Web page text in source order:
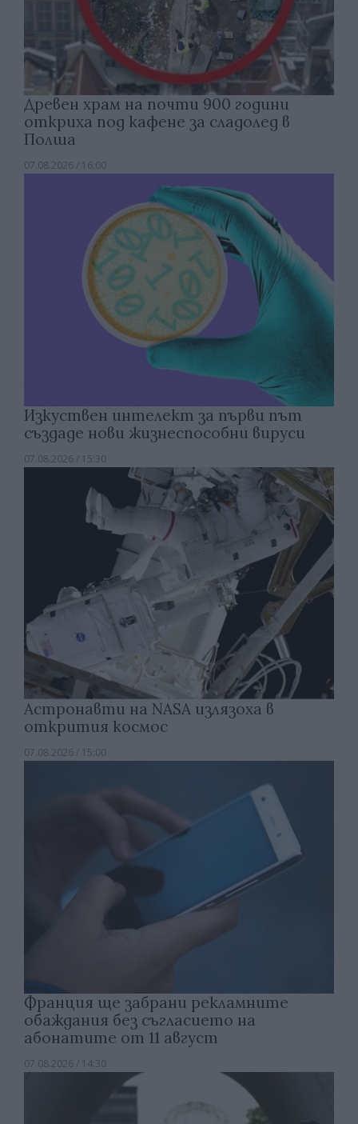
Древен храм на почти 900 години
откриха под кафене за сладолед в
Полша
07.08.2026 / 16:00
Изкуствен интелект за първи път
създаде нови жизнеспособни вируси
07.08.2026 / 15:30
Астронавти на NASA излязоха в
открития космос
07.08.2026 / 15:00
Франция ще забрани рекламните
обаждания без съгласието на
абонатите от 11 август
07.08.2026 / 14:30